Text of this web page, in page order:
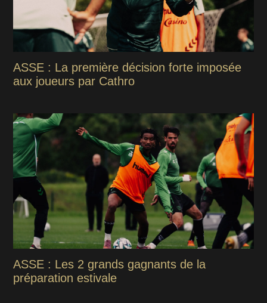
ASSE : La première décision forte imposée
aux joueurs par Cathro
ASSE : Les 2 grands gagnants de la
préparation estivale